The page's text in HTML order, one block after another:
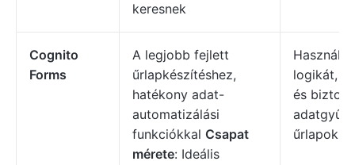
keresnek
Cognito
Forms
A legjobb fejlett
űrlapkészítéshez,
hatékony adat-
automatizálási
funkciókkal Csapat
mérete: Ideális
logikát,
és